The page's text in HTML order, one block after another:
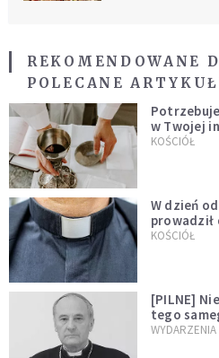
REKOMENDOWANE
POLECANE
w Twojej
KOŚCIÓŁ
W dzień
prowadził
kazał mu
KOŚCIÓŁ
[PILNE]
tego
WYDARZENIA